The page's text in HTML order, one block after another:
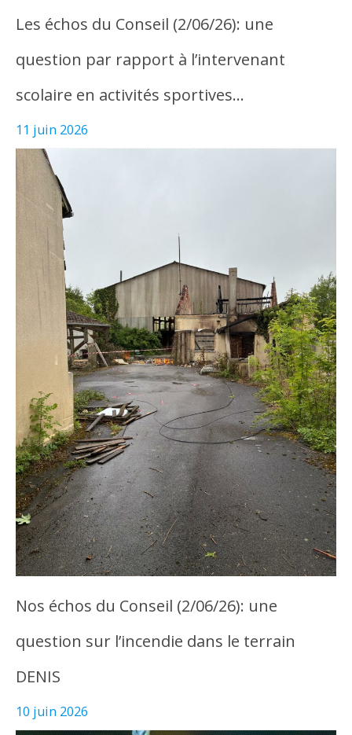
Les échos du Conseil (2/06/26): une
question par rapport à l’intervenant
scolaire en activités sportives…
11 juin 2026
Nos échos du Conseil (2/06/26): une
question sur l’incendie dans le terrain
DENIS
10 juin 2026